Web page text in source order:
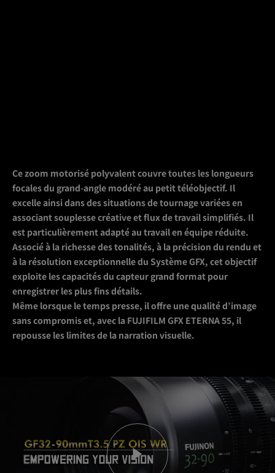
Ce zoom motorisé polyvalent couvre toutes les longueurs
focales du grand-angle modéré au petit téléobjectif. Il
excelle ainsi dans des situations de tournage variées en
associant souplesse créative et flux de travail simplifiés. Il
est particulièrement adapté au travail en équipe réduite.
Associé à la richesse des tonalités, à la précision du rendu et
à la résolution exceptionnelle du Système GFX, cet objectif
exploite les capacités du capteur grand format pour
enregistrer les plus fins détails.
Même lorsque le temps presse, il offre une qualité d’image
sans compromis et, avec la FUJIFILM GFX ETERNA 55, il
repousse les limites de la narration visuelle.